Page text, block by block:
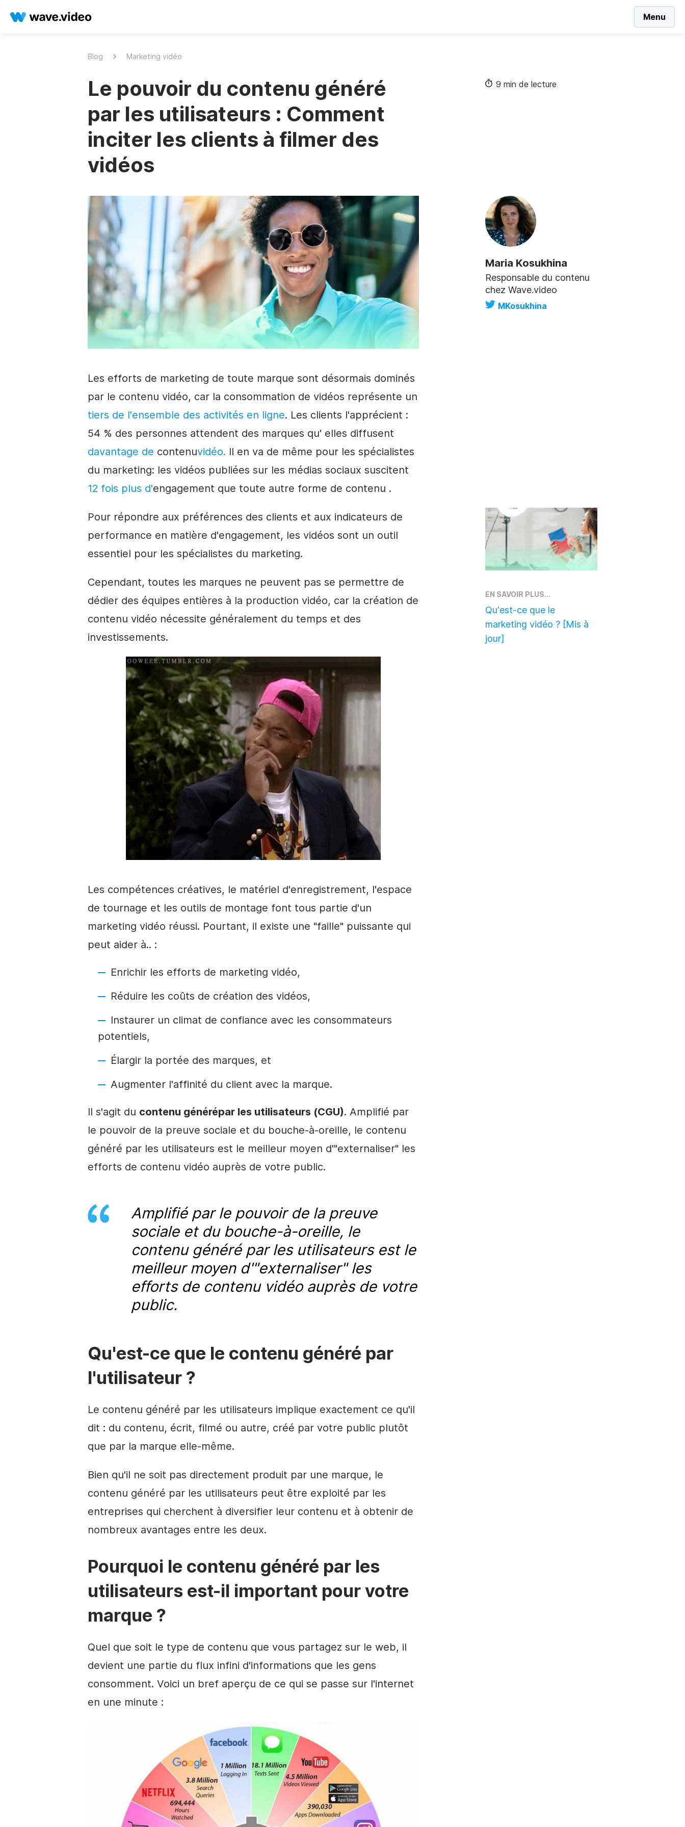
Menu
Blog Marketing vidéo
Le pouvoir du contenu généré
par les utilisateurs : Comment
inciter les clients à filmer des
vidéos
9 min de lecture
Maria Kosukhina
Responsable du contenu
chez Wave.video
MKosukhina
Les efforts de marketing de toute marque sont désormais dominés
par le contenu vidéo, car la consommation de vidéos représente un
tiers de l'ensemble des activités en ligne. Les clients l'apprécient :
54 % des personnes attendent des marques qu' elles diffusent
davantage de contenuvidéo. Il en va de même pour les spécialistes
du marketing: les vidéos publiées sur les médias sociaux suscitent
12 fois plus d'engagement que toute autre forme de contenu .
EN SAVOIR PLUS...
Qu'est-ce que le
marketing vidéo ? [Mis à
jour]
Pour répondre aux préférences des clients et aux indicateurs de
performance en matière d'engagement, les vidéos sont un outil
essentiel pour les spécialistes du marketing.
Cependant, toutes les marques ne peuvent pas se permettre de
dédier des équipes entières à la production vidéo, car la création de
contenu vidéo nécessite généralement du temps et des
investissements.
Les compétences créatives, le matériel d'enregistrement, l'espace
de tournage et les outils de montage font tous partie d'un
marketing vidéo réussi. Pourtant, il existe une "faille" puissante qui
peut aider à.. :
Enrichir les efforts de marketing vidéo,
Réduire les coûts de création des vidéos,
Instaurer un climat de confiance avec les consommateurs
potentiels,
Élargir la portée des marques, et
Augmenter l'affinité du client avec la marque.
Il s'agit du contenu générépar les utilisateurs (CGU). Amplifié par
le pouvoir de la preuve sociale et du bouche-à-oreille, le contenu
généré par les utilisateurs est le meilleur moyen d'"externaliser" les
efforts de contenu vidéo auprès de votre public.
Amplifié par le pouvoir de la preuve
sociale et du bouche-à-oreille, le
contenu généré par les utilisateurs est le
meilleur moyen d'"externaliser" les
efforts de contenu vidéo auprès de votre
public.
Qu'est-ce que le contenu généré par
l'utilisateur ?
Le contenu généré par les utilisateurs implique exactement ce qu'il
dit : du contenu, écrit, filmé ou autre, créé par votre public plutôt
que par la marque elle-même.
Bien qu'il ne soit pas directement produit par une marque, le
contenu généré par les utilisateurs peut être exploité par les
entreprises qui cherchent à diversifier leur contenu et à obtenir de
nombreux avantages entre les deux.
Pourquoi le contenu généré par les
utilisateurs est-il important pour votre
marque ?
Quel que soit le type de contenu que vous partagez sur le web, il
devient une partie du flux infini d'informations que les gens
consomment. Voici un bref aperçu de ce qui se passe sur l'internet
en une minute :